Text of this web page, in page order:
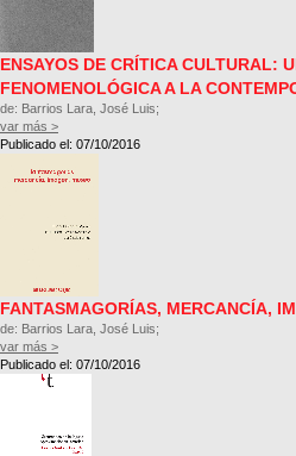
ENSAYOS DE CRÍTICA CULTURAL:
FENOMENOLÓGICA A LA
de: Barrios Lara, José Luis;
var más >
Publicado el: 07/10/2016
FANTASMAGORÍAS, MERCANCÍA,
de: Barrios Lara, José Luis;
var más >
Publicado el: 07/10/2016